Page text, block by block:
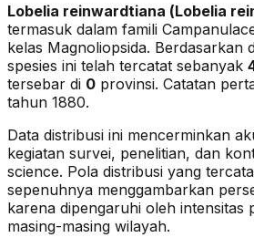
Lobelia reinwardtiana (Lobelia
termasuk dalam famili
kelas Magnoliopsida. Berdasarkan
spesies ini telah tercatat sebanyak
tersebar di 0 provinsi. Catatan
tahun 1880.
Data distribusi ini mencerminkan
kegiatan survei, penelitian, dan
science. Pola distribusi yang
sepenuhnya menggambarkan
karena dipengaruhi oleh intensitas
masing-masing wilayah.